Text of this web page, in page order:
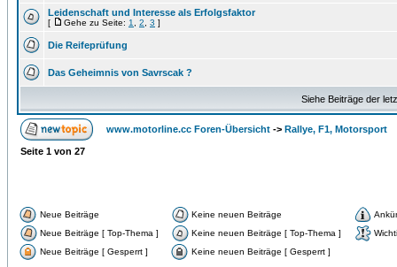
Leidenschaft und Interesse als Erfolgsfaktor
[ Gehe zu Seite: 1 2 3 ]
Die Reifeprüfung
Das Geheimnis von Savrscak ?
Siehe Beiträge der
www.motorline.cc Foren-Übersicht -> Rallye, F1, Motorsport
Seite 1 von 27
Neue Beiträge Keine neuen Beiträge
Neue Beiträge [ Top-Thema ]
Keine neuen Beiträge [ Top-Thema ]
Neue Beiträge [ Gesperrt ]
Keine neuen Beiträge [ Gesperrt ]